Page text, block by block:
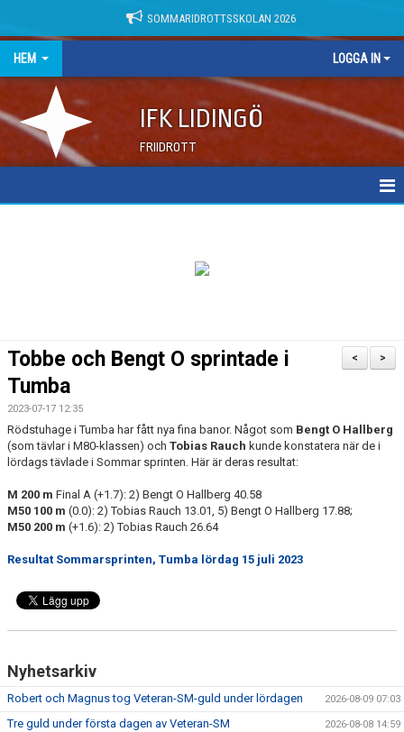
SOMMARIDROTTSSKOLAN 2026
HEM LOGGA IN
IFK LIDINGÖ
FRIIDROTT
>
<
Tobbe och Bengt O sprintade i
Tumba
2023-07-17 12:35
Rödstuhage i Tumba har fått nya fina banor. Något som Bengt O Hallberg
(som tävlar i M80-klassen) och Tobias Rauch kunde konstatera när de i
lördags tävlade i Sommar sprinten. Här är deras resultat:
M 200 m Final A (+1.7): 2) Bengt O Hallberg 40.58
M50 100 m (0.0): 2) Tobias Rauch 13.01, 5) Bengt O Hallberg 17.88;
M50 200 m (+1.6): 2) Tobias Rauch 26.64
Resultat Sommarsprinten, Tumba lördag 15 juli 2023
Nyhetsarkiv
Robert och Magnus tog Veteran-SM-guld under lördagen 2026-08-09 07:03
Tre guld under första dagen av Veteran-SM 2026-08-08 14:59